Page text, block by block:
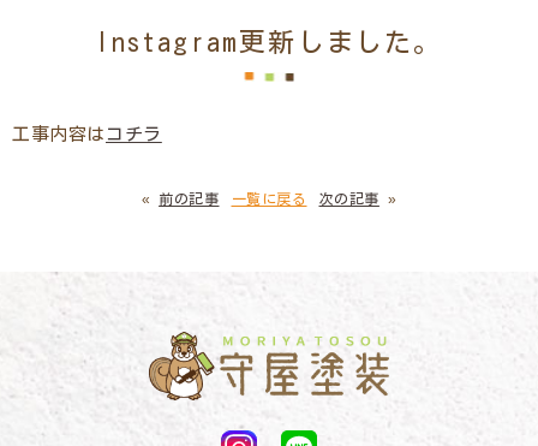
Instagram更新しました。
工事内容は コチラ
« 前の記事 一覧に戻る 次の記事 »